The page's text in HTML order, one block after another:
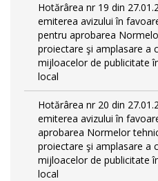
Hotărârea nr 19 din
emiterea avizului în
pentru aprobarea
proiectare şi amplasare a
mijloacelor de publicitate
local
Hotărârea nr 20 din
emiterea avizului în
aprobarea Normelor
proiectare şi amplasare a
mijloacelor de publicitate
local